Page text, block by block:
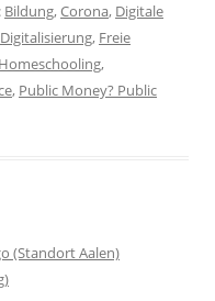
Bildung,Corona, Digitale
Digitalisierung, Freie
Homeschooling,
, Public Money? Public